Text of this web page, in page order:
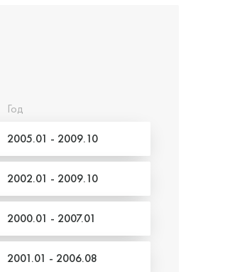
Год
2005.01 - 2009.10
2002.01 - 2009.10
2000.01 - 2007.01
2001.01 - 2006.08